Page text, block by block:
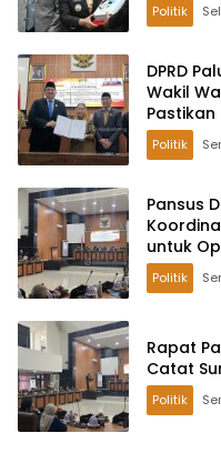
Politik
DPRD
Wakil
Dibenahi
Politik
Pansus
untuk
Tambang
Politik
Rapat
Catat
Politik